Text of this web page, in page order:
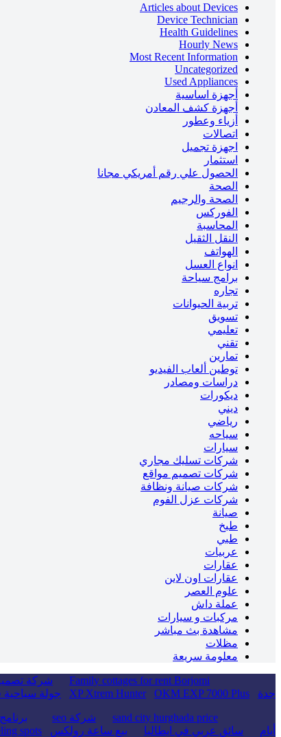
Articles about Devices
Device Technician
Health Guidelines
Hourly News
Most Recent Information
Uncategorized
Used Appliances
أجهزة اساسية
أجهزة كشف المعادن
أزياء وعطور
اتصالات
اجهزة تجميل
استثمار
الحصول علي رقم أمريكي مجانا
الصحة
الصحة والرجيم
الفوركس
المحاسبة
النقل الثقيل
الهواتف
انواع العسل
برامج سياحة
تجاره
تربية الحيوانات
تسويق
تعليمي
تقني
تمارين
توطين ألعاب الفيديو
دراسات ومصادر
ديكورات
ديني
رياضي
سياحه
سيارات
شركات تسليك مجاري
شركات تصميم مواقع
شركات صيانة ونظافة
شركات عزل الفوم
صيانة
طبخ
طبي
عربيات
عقارات
عقارات اون لاين
علوم العصر
عملة داش
مركبات و سيارات
مشاهدة بث مباشر
مظلات
معلومة سريعة
Family cottages for rent Borjomi شركة
جدة
XP Xtrem Hunter OKM EXP 7000 Plus جولة سياحية
sand city hurghada price شركة seo
أيام
سائق عربي في ايطاليا بيع ساعة رولكس spots